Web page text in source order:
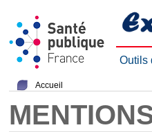
Outils
Accueil